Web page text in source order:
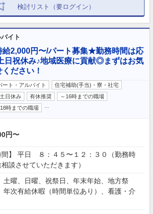
検討リスト（要ログイン）
イト
給2,000円〜/パート募集★勤務時間は応
日祝休み♪地域医療に貢献◎まずはお気
ださい！
ート・アルバイト
住宅補助(手当)・寮・社宅
土日休み 有休推奨
～16時までの職場
18時までの職場
円〜
間】 平日 ８：４５〜１２：３０（勤務時
談させていただきます）
土曜、日曜、祝祭日、年末年始、地方祭
年次有給休暇（時間単位あり）、看護・介